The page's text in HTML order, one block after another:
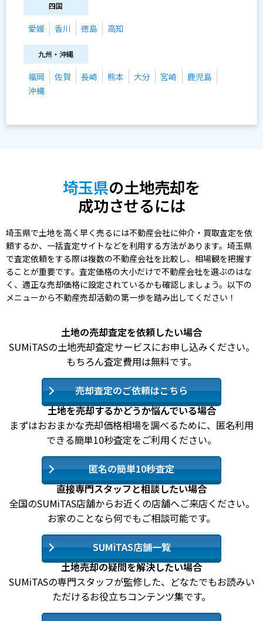
四国
愛媛 香川 徳島 高知
九州・沖縄
福岡 佐賀 長崎 熊本 大分 宮崎
鹿児島
沖縄
埼玉県の土地売却を
成功させるには
埼玉県で土地を高く早く売るには不動産会社に仲介・買取査定を依
頼するか、一括査定サイトなどを利用する方法があります。埼玉県
で査定依頼をする際は複数の不動産会社を比較し、相場観を把握す
ることが重要です。査定価格の大小だけで不動産会社を選ぶのはな
く、適正な売却価格に設定されているかも確認しましょう。以下の
メニューから不動産売却活動の第一歩を踏み出してください！
土地の売却査定を依頼したい場合
SUMiTASの土地売却査定サービスにお申し込みください。
もちろん査定費用は無料です。
売却査定のご依頼はこちら
土地を売却するかどうか悩んでいる場合
まずはおおまかな売却価格相場を調べるために、匿名利用
できる簡単10秒査定をご利用ください。
匿名の簡単10秒査定
直接専門スタッフと相談したい場合
全国のSUMiTAS店舗からお近くの店舗へご来店ください。
お家のことなら何でもご相談可能です。
SUMiTAS店舗一覧
土地売却の疑問を解決したい場合
SUMiTASの専門スタッフが監修した、どなたでもお読みい
ただけるお役立ちコンテンツ集です。